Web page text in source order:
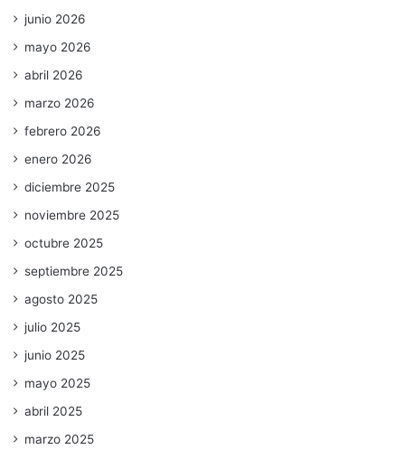
junio 2026
mayo 2026
abril 2026
marzo 2026
febrero 2026
enero 2026
diciembre 2025
noviembre 2025
octubre 2025
septiembre 2025
agosto 2025
julio 2025
junio 2025
mayo 2025
abril 2025
marzo 2025